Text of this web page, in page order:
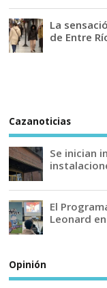
La
de Entre
Cazanoticias
Se inician
El
Leonard
Opinión